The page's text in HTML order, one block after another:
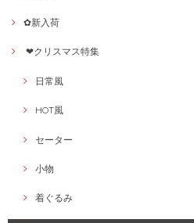
✿新入荷
❤クリスマス特集
日常風
HOT風
セーター
小物
着ぐるみ